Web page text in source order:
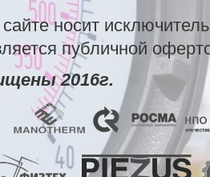
носит
публичной
2016г.